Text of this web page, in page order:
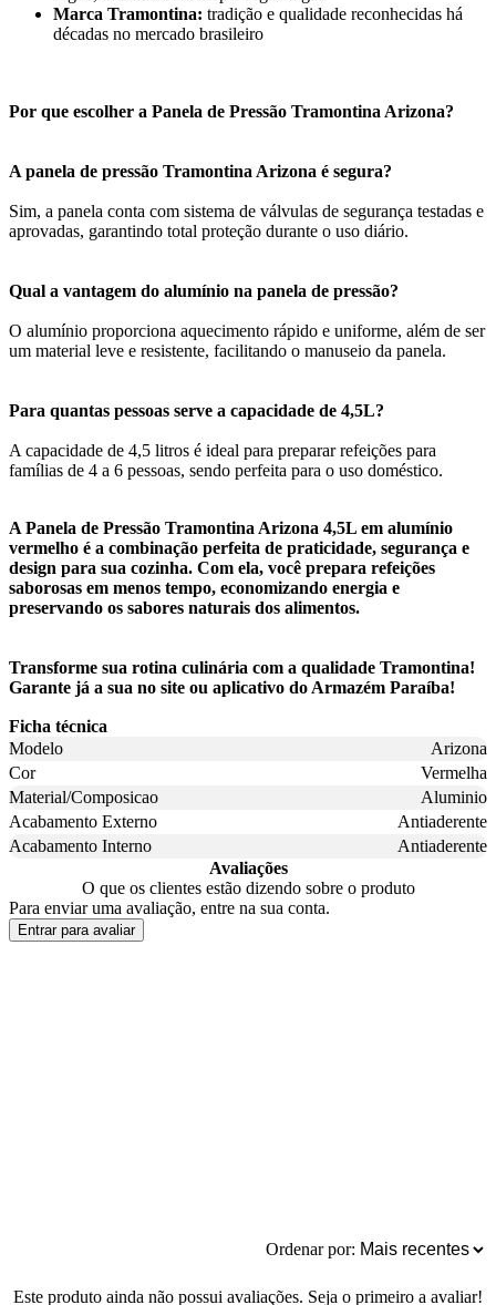
Marca Tramontina: tradição e qualidade reconhecidas há
décadas no mercado brasileiro
Por que escolher a Panela de Pressão Tramontina Arizona?
A panela de pressão Tramontina Arizona é segura?
Sim, a panela conta com sistema de válvulas de segurança testadas e
aprovadas, garantindo total proteção durante o uso diário.
Qual a vantagem do alumínio na panela de pressão?
O alumínio proporciona aquecimento rápido e uniforme, além de ser
um material leve e resistente, facilitando o manuseio da panela.
Para quantas pessoas serve a capacidade de 4,5L?
A capacidade de 4,5 litros é ideal para preparar refeições para
famílias de 4 a 6 pessoas, sendo perfeita para o uso doméstico.
A Panela de Pressão Tramontina Arizona 4,5L em alumínio
vermelho é a combinação perfeita de praticidade, segurança e
design para sua cozinha. Com ela, você prepara refeições
saborosas em menos tempo, economizando energia e
preservando os sabores naturais dos alimentos.
Transforme sua rotina culinária com a qualidade Tramontina!
Garante já a sua no site ou aplicativo do Armazém Paraíba!
Ficha técnica
Modelo
Arizona
Cor
Vermelha
Material/Composicao
Aluminio
Acabamento Externo
Antiaderente
Acabamento Interno
Antiaderente
Avaliações
O que os clientes estão dizendo sobre o produto
Para enviar uma avaliação, entre na sua conta.
Entrar para avaliar
Ordenar por:
Este produto ainda não possui avaliações. Seja o primeiro a avaliar!